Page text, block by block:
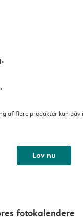
af flere produkter kan
Lav nu
fotokalendere